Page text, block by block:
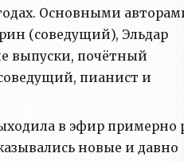
Основными
(соведущий), Эльдар
выпуски, почётный
пианист и
в эфир примерно
новые и давно